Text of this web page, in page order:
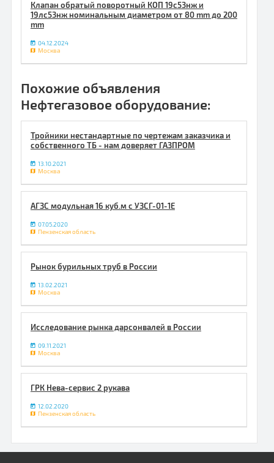
Клапан обратый поворотный КОП 19с53нж и
19лс53нж номинальным диаметром от 80 mm до 200
mm
04.12.2024
Москва
Похожие объявления
Нефтегазовое оборудование:
Тройники нестандартные по чертежам заказчика и
собственного ТБ - нам доверяет ГАЗПРОМ
13.10.2021
Москва
АГЗС модульная 16 куб.м с УЗСГ-01-1Е
07.05.2020
Пензенская область
Рынок бурильных труб в России
13.02.2021
Москва
Исследование рынка дарсонвалей в России
09.11.2021
Москва
ГРК Нева-сервис 2 рукава
12.02.2020
Пензенская область